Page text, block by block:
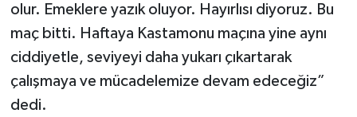
olur. Emeklere yazık oluyor. Hayırlısı diyoruz. Bu
maç bitti. Haftaya Kastamonu maçına yine aynı
ciddiyetle, seviyeyi daha yukarı çıkartarak
çalışmaya ve mücadelemize devam edeceğiz”
dedi.